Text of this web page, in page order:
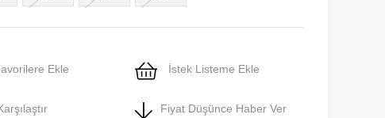
Ekle İstek Listeme Ekle
Fiyat Düşünce Haber Ver